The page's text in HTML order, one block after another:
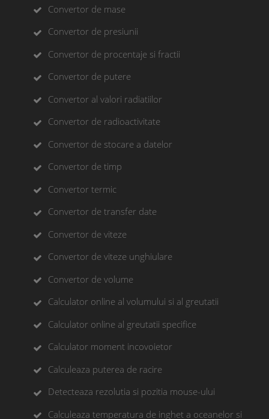
Convertor de mase
Convertor de presiunii
Convertor de procentaje si fractii
Convertor de putere
Convertor al valori radiatiilor
Convertor de radioactivitate
Convertor de stocare a datelor
Convertor de timp
Convertor termic
Convertor de transfer date
Convertor de viteze
Convertor de viteze unghiulare
Convertor de volume
Calculator online al volumului si al greutatii
Calculator online al greutatii specifice
Calculator moment incovoietor
Calculeaza puterea de racire
Detecteaza rezolutia si pozitia mouse-ului
Calculeaza temperatura de inghet a oceanelor si